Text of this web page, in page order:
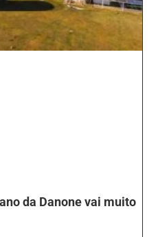
da Danone vai muito